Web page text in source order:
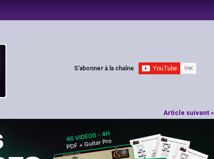
S'abonner à la chaîne
Article suivant »